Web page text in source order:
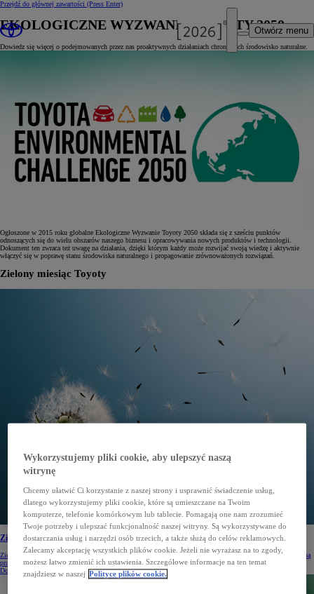
Przejdź do głównej zawartości (Press Enter)
Otwórz menu
EKOLOGICZNE WYZWANIE TOYOTY 2050
Dowiedz się więcej o podejmowanych przez nas proaktywnych działaniach chroniących środowisko naturalne.
Ogłoszone w 2015 roku globalne Ekologiczne Wyzwanie Toyoty 2050 składa się z sześciu punktów
odnoszących się do wielu obszarów naszego biznesu i opracowywania nowych produktów i technologii.
Dokument ten zwraca też uwagę na działania, dzięki którym każdy może rozwijać swoją wiedzę i aktywnie
włączyć się w poprawę stanu środowiska naturalnego i propagowanie zrównoważonych rozwiązań.
Zielony miesiąc Toyoty
Zielony Miesiąc Toyoty 2021
Zielony Miesiąc Toyoty to coroczna kampania na rzecz ochrony środowiska. Zakłada ona edukację ekologiczną
pracowników i nawołuje do życia w zgodzie z naturą.
Dowiedz się więcej
Wykorzystujemy pliki cookie, aby ulepszyć naszą
witrynę
Chcemy ułatwić Ci korzystanie z naszej strony i usprawnić świadczenie usług,
dlatego wykorzystujemy pliki cookie, które są umieszczane na Twoim
komputerze, telefonie komórkowym lub tablecie. Pomagają one nam zrozumieć
Twoje potrzeby i ulepszać funkcjonalność naszej witryny. Są wykorzystywane do
dostarczania usług i narzędzi osób trzecich, a także służą do celów reklamowych.
Zalecamy akceptację wszystkich plików cookie. Jeżeli nie wyrażasz na to zgody,
możesz łatwo zmienić ich ustawienia. Szczegółowe informacje na ten temat
znajdziesz w naszej Polityce plików cookie.